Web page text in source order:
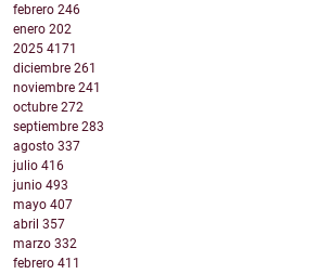
febrero 246
enero 202
2025 4171
diciembre 261
noviembre 241
octubre 272
septiembre 283
agosto 337
julio 416
junio 493
mayo 407
abril 357
marzo 332
febrero 411